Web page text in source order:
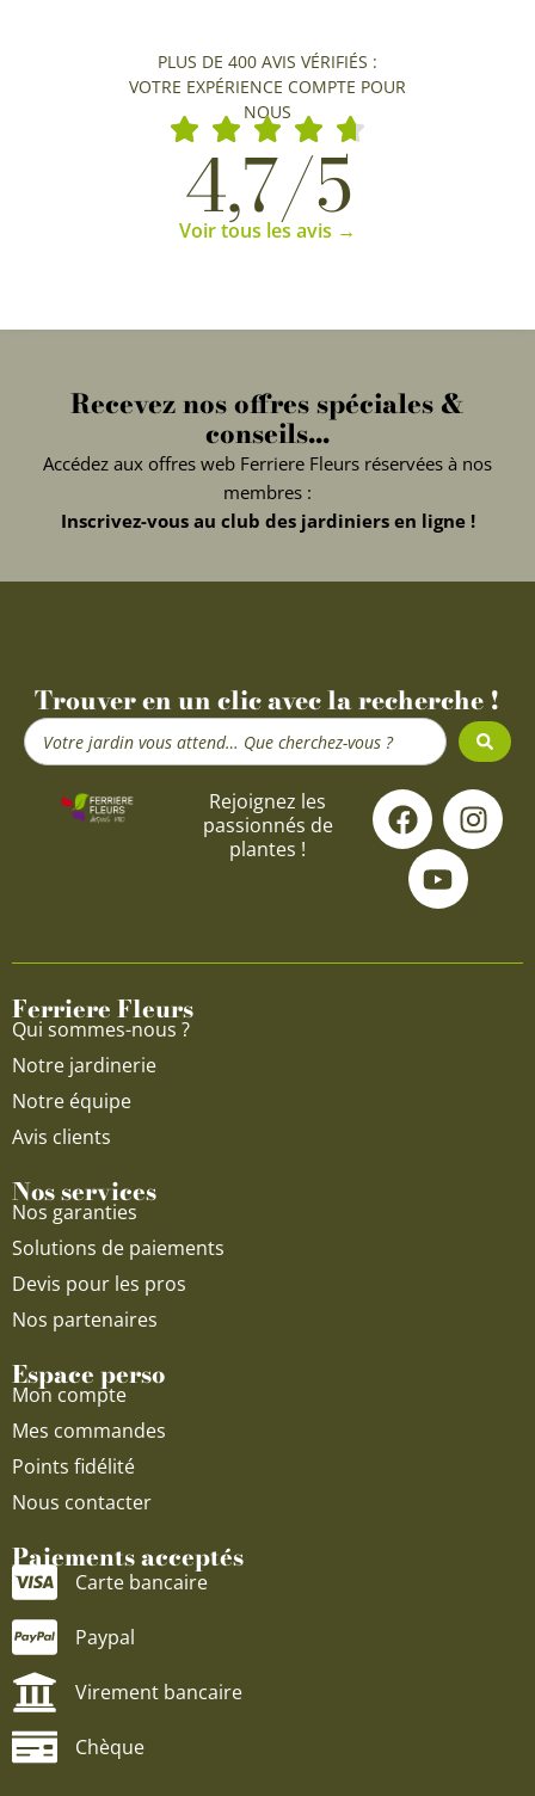
PLUS DE 400 AVIS VÉRIFIÉS :
VOTRE EXPÉRIENCE COMPTE POUR
NOUS
4,7/5
Voir tous les avis →
Recevez nos offres spéciales &
conseils...
Accédez aux offres web Ferriere Fleurs réservées à nos
membres :
Inscrivez-vous au club des jardiniers en ligne !
Trouver en un clic avec la recherche !
Search
...
Rejoignez les
passionnés de
plantes !
F
a
c
e
o
I
n
s
g
Y
o
u
t
u
b
Ferriere Fleurs
Qui sommes-nous ?
Notre jardinerie
Notre équipe
Avis clients
Nos services
Nos garanties
Solutions de paiements
Devis pour les pros
Nos partenaires
Espace perso
Mon compte
Mes commandes
Points fidélité
Nous contacter
Paiements acceptés
Carte bancaire
Paypal
Virement bancaire
Chèque